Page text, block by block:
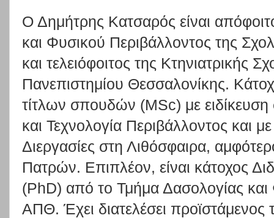
Ο Δημήτρης Κατσαρός είναι
και Φυσικού Περιβάλλοντος της
και τελειόφοιτος της Κτηνιατρικής
Πανεπιστημίου Θεσσαλονίκης.
τίτλων σπουδών (MSc) με ειδίκευση
και Τεχνολογία Περιβάλλοντος και
Διεργασίες στη Λιθόσφαιρα,
Πατρών. Επιπλέον, είναι κάτοχος
(PhD) από το Τμήμα Δασολογίας
ΑΠΘ. Έχει διατελέσει προϊστάμενος